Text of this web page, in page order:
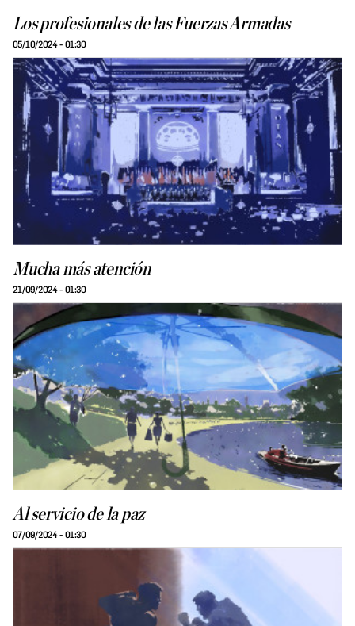
Los profesionales de las Fuerzas Armadas
05/10/2024 - 01:30
Mucha más atención
21/09/2024 - 01:30
Al servicio de la paz
07/09/2024 - 01:30